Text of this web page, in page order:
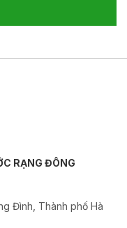
RẠNG ĐÔNG
Đình, Thành phố Hà